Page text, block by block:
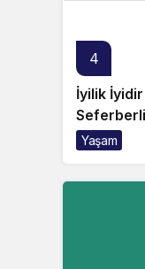
4
İyilik
Yaşam